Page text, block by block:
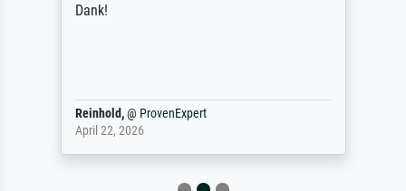
Dank!
Reinhold,@ ProvenExpert
April 22, 2026